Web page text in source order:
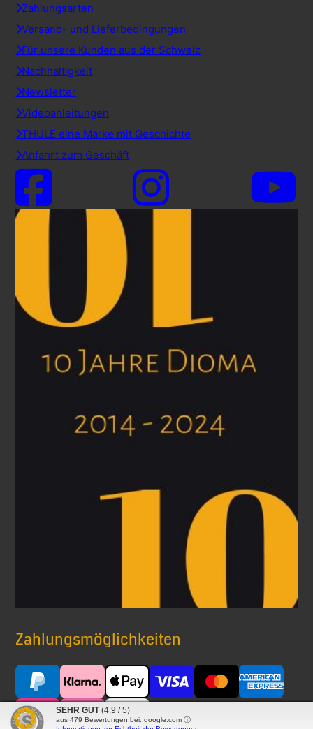
Zahlungsarten
Versand- und Lieferbedingungen
Für unsere Kunden aus der Schweiz
Nachhaltigkeit
Newsletter
Videoanleitungen
THULE eine Marke mit Geschichte
Anfahrt zum Geschäft
Zahlungsmöglichkeiten
SEHR GUT (4.9 / 5)
aus 479 Bewertungen bei: google.com ⓘ